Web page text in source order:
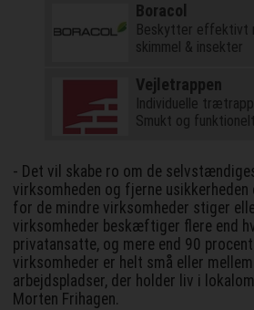
Boracol
Beskytter effektivt
skimmel & insekter
Vejletrappen
Individuelle
Smukt og
- Det vil skabe ro om de
virksomheden og fjerne
for de mindre virksomheder stiger
virksomheder beskæftiger flere end
privatansatte, og mere end 90
virksomheder er helt små eller
arbejdspladser, der holder liv i
Morten Frihagen.